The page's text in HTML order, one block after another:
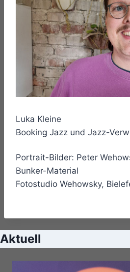
Luka Kleine
Booking Jazz und Jazz-
Portrait-Bilder: Peter
Bunker-Material
Fotostudio Wehowsky,
Aktuell